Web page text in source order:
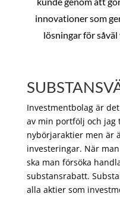
innovationer som
lösningar för såväl
Investmentbolag är
av min portfölj och jag
nybörjaraktier men är
investeringar. När
ska man försöka
substansrabatt.
alla aktier som